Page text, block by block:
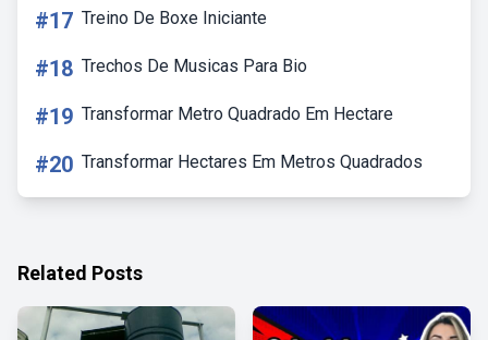
#17 Treino De Boxe Iniciante
#18 Trechos De Musicas Para Bio
#19 Transformar Metro Quadrado Em Hectare
#20 Transformar Hectares Em Metros Quadrados
Related Posts